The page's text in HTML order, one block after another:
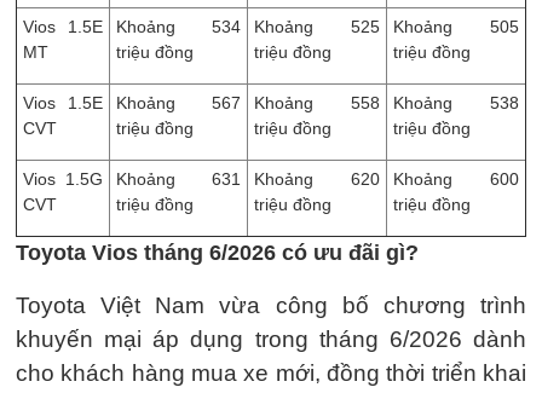
Vios 1.5E
MT
Khoảng 534
triệu đồng
Khoảng 525
triệu đồng
Khoảng 505
triệu đồng
Vios 1.5E
CVT
Khoảng 567
triệu đồng
Khoảng 558
triệu đồng
Khoảng 538
triệu đồng
Vios 1.5G
CVT
Khoảng 631
triệu đồng
Khoảng 620
triệu đồng
Khoảng 600
triệu đồng
Toyota Vios tháng 6/2026 có ưu đãi gì?
Toyota Việt Nam vừa công bố chương trình
khuyến mại áp dụng trong tháng 6/2026 dành
cho khách hàng mua xe mới, đồng thời triển khai